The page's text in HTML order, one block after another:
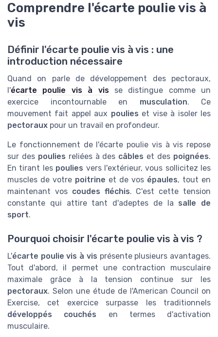
Comprendre l'écarte poulie vis à
vis
Définir l'écarte poulie vis à vis : une
introduction nécessaire
Quand on parle de développement des pectoraux,
l'écarte poulie vis à visse distingue comme un
exercice incontournable en musculation. Ce
mouvement fait appel aux poulies et vise à isoler les
pectoraux pour un travail en profondeur.
Le fonctionnement de l'écarte poulie vis à vis repose
sur des poulies reliées à des câbles et des poignées.
En tirant les poulies vers l'extérieur, vous sollicitez les
muscles de votre poitrine et de vos épaules, tout en
maintenant vos coudes fléchis. C'est cette tension
constante qui attire tant d'adeptes de la salle de
sport.
Pourquoi choisir l'écarte poulie vis à vis ?
L'écarte poulie vis à vis présente plusieurs avantages.
Tout d'abord, il permet une contraction musculaire
maximale grâce à la tension continue sur les
pectoraux. Selon une étude de l'American Council on
Exercise, cet exercice surpasse les traditionnels
développés couchés en termes d'activation
musculaire.